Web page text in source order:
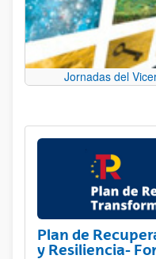
Jornadas del
Plan de
y Resiliencia-